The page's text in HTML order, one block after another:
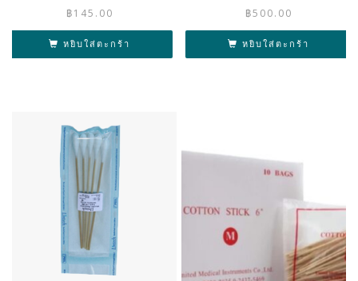
฿145.00
หยิบใส่ตะกร้า
฿500.00
หยิบใส่ตะกร้า